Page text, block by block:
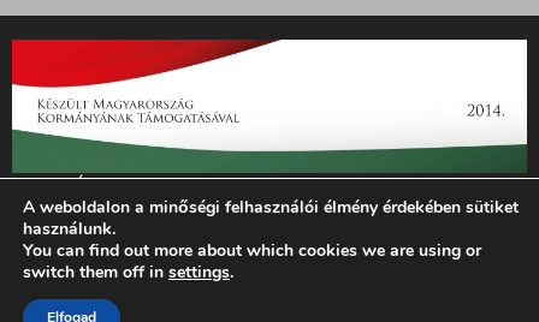
„Az Új Ember katolikus hetilap 2014. évi működésének
támogatását az EGYH-KCP-14-P-0121 sz. támogatási
szerződés keretében 3 000 000 Ft összegben támogatta az
Emberi Erőforrások Minisztériuma.”
A weboldalon a minőségi felhasználói élmény érdekében sütiket
használunk.
You can find out more about which cookies we are using or
switch them off in settings.
Elfogad